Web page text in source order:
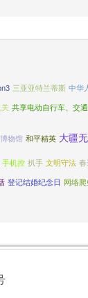
三亚亚特兰蒂斯 中华
关 共享电动自行车、交
物馆 和平精英 大疆
手机控 扒手 文明守法 春
登记结婚纪念日 网络